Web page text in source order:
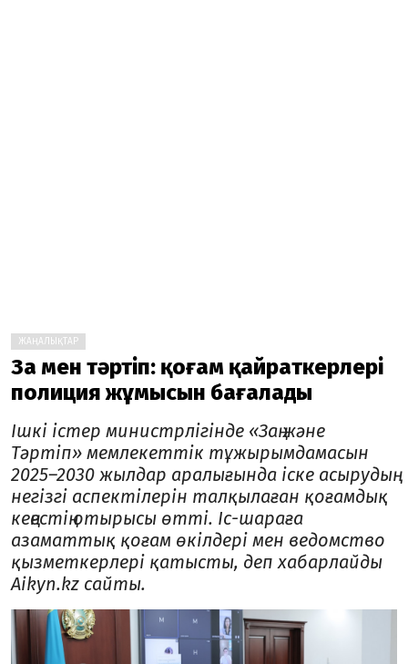
ЖАҢАЛЫҚТАР
Заң мен тәртіп: қоғам қайраткерлері
полиция жұмысын бағалады
Ішкі істер министрлігінде «Заң және
Тәртіп» мемлекеттік тұжырымдамасын
2025–2030 жылдар аралығында іске асырудың
негізгі аспектілерін талқылаған қоғамдық
кеңестің отырысы өтті. Іс-шараға
азаматтық қоғам өкілдері мен ведомство
қызметкерлері қатысты, деп хабарлайды
Аikyn.kz сайты.